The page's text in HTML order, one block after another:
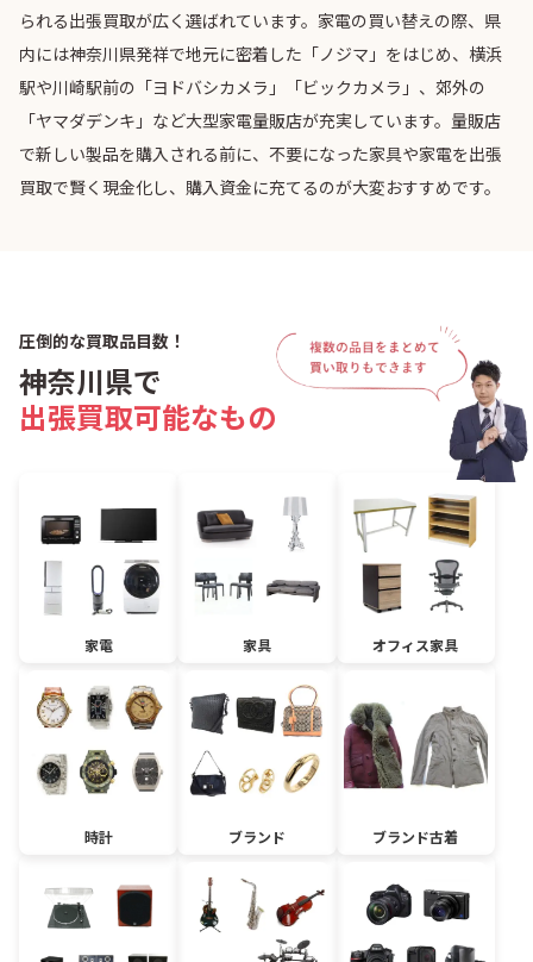
られる出張買取が広く選ばれています。家電の買い替えの際、県
内には神奈川県発祥で地元に密着した「ノジマ」をはじめ、横浜
駅や川崎駅前の「ヨドバシカメラ」「ビックカメラ」、郊外の
「ヤマダデンキ」など大型家電量販店が充実しています。量販店
で新しい製品を購入される前に、不要になった家具や家電を出張
買取で賢く現金化し、購入資金に充てるのが大変おすすめです。
圧倒的な買取品目数！
神奈川県で
出張買取可能なもの
家電 家具 オフィス家具
時計 ブランド ブランド古着